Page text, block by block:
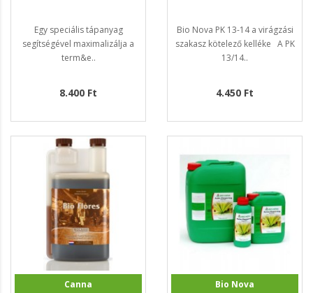
Egy speciális tápanyag
segítségével maximalizálja a
term&e..
8.400 Ft
Bio Nova PK 13-14 a virágzási
szakasz kötelező kelléke A PK
13/14..
4.450 Ft
Canna Bio Nova